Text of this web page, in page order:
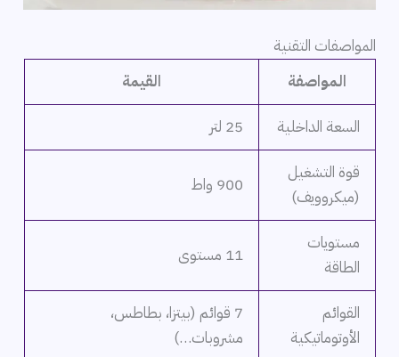
المواصفات التقنية
المواصفة
القيمة
السعة الداخلية 25 لتر
قوة التشغيل
(ميكروويف)
900 واط
مستويات
الطاقة
11 مستوى
القوائم
الأوتوماتيكية
7 قوائم (بيتزا، بطاطس،
مشروبات…)